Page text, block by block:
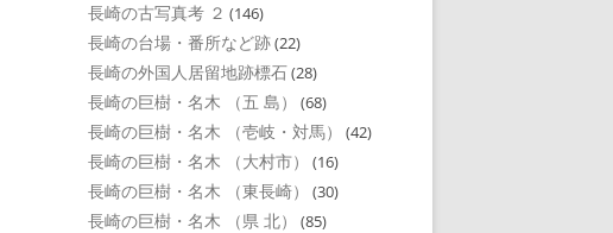
長崎の古写真考 ２ (146)
長崎の台場・番所など跡(22)
長崎の外国人居留地跡標石(28)
長崎の巨樹・名木 （五 島） (68)
長崎の巨樹・名木 （壱岐・対馬） (42)
長崎の巨樹・名木 （大村市） (16)
長崎の巨樹・名木 （東長崎） (30)
長崎の巨樹・名木 （県 北） (85)